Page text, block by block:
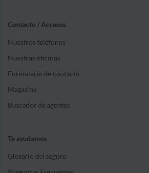
Contacto / Accesos
Nuestros teléfonos
Nuestras oficinas
Formulario de contacto
Magazine
Buscador de agentes
Te ayudamos
Glosario del seguro